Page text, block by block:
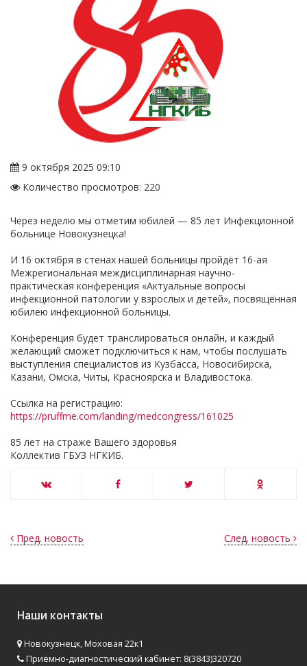
9 октября 2025 09:10
Количество просмотров: 220
Через неделю мы отметим юбилей — 85 лет Инфекционной
больнице Новокузнецка!
И 16 октября в стенах нашей больницы пройдёт 16-ая
Межрегиональная междисциплинарная научно-
практическая конференция «Актуальные вопросы
инфекционной патологии у взрослых и детей», посвящённая
юбилею инфекционной больницы.
Конференция будет транслироваться онлайн, и каждый
желающий сможет подключиться к нам, чтобы послушать
выступления специалистов из Кузбасса, Новосибирска,
Казани, Омска, Читы, Красноярска и Владивостока.
Ссылка на регистрацию:
https://pruffme.com/landing/medcongress/161025
85 лет на страже Вашего здоровья
Коллектив ГБУЗ НГКИБ.
След. новость
Пред. новость
Наши контакты
Новокузнецк, Моховая 22к1
Приёмно-диагностический кабинет: 8(3843)320720